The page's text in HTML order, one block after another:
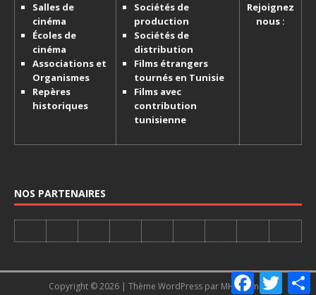
Salles de
cinéma
Écoles de
cinéma
Associations et
Organismes
Repères
historiques
Sociétés de
production
Sociétés de
distribution
Films étrangers
tournés en Tunisie
Films avec
contribution
tunisienne
Rejoignez
nous :
NOS PARTENAIRES
Copyright © 2026 | Thème WordPress par MH Themes
F
a
T
P